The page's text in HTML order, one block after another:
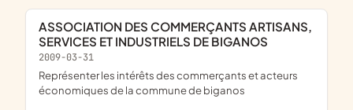
ASSOCIATION DES COMMERÇANTS ARTISANS,
SERVICES ET INDUSTRIELS DE BIGANOS
2009-03-31
représenter les intérêts des commerçants et acteurs
économiques de la commune de biganos